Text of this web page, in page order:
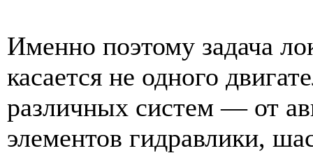
Именно поэтому задача
касается не одного
различных систем — от
элементов гидравлики,